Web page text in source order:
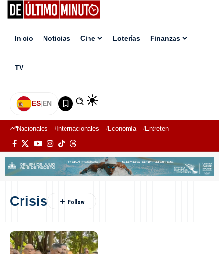
Inicio Noticias Cine Loterías Finanzas
TV
ES|EN
Nacionales Internacionales Economía Entretenimiento
Crisis